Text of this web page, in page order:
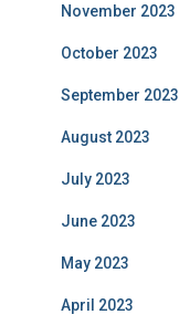
November 2023
October 2023
September 2023
August 2023
July 2023
June 2023
May 2023
April 2023